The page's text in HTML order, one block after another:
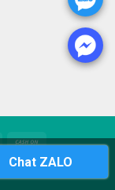
Tuấn
Chat ZALO